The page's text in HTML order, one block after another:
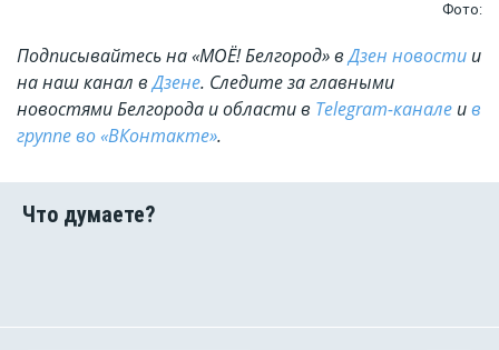
Фото:
Подписывайтесь на «МОЁ! Белгород» вДзен новости и
на наш канал вДзене. Cледите за главными
новостями Белгорода и области в Telegram-канале ив
группе во «ВКонтакте».